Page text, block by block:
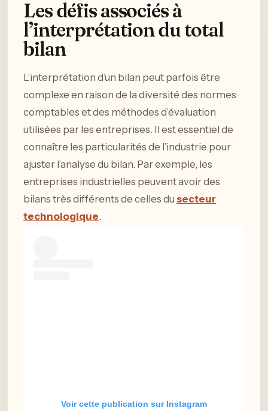
Les défis associés à
l’interprétation du total
bilan
L’interprétation d’un bilan peut parfois être
complexe en raison de la diversité des normes
comptables et des méthodes d’évaluation
utilisées par les entreprises. Il est essentiel de
connaître les particularités de l’industrie pour
ajuster l’analyse du bilan. Par exemple, les
entreprises industrielles peuvent avoir des
bilans très différents de celles du secteur
technologique.
Voir cette publication sur Instagram